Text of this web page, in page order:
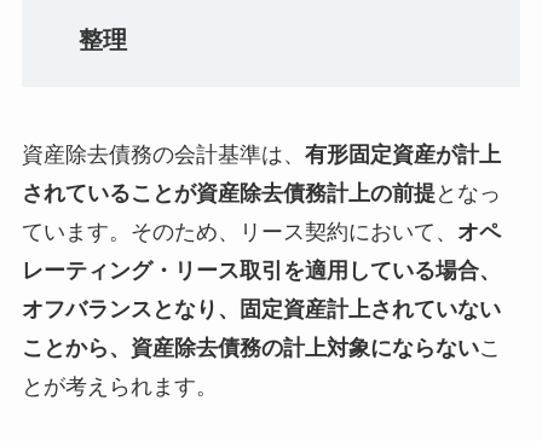
整理
資産除去債務の会計基準は、 有形固定資産が計上
されていることが資産除去債務計上の前提となっ
ています。そのため、リース契約において、 オペ
レーティング・リース取引を適用している場合、
オフバランスとなり、固定資産計上されていない
ことから、資産除去債務の計上対象にならないこ
とが考えられます。